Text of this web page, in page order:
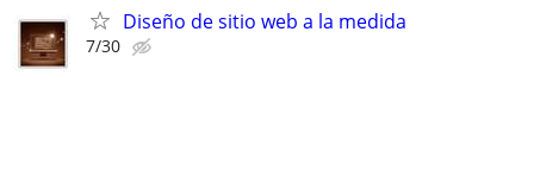
Diseño de sitio web a la medida
7/30